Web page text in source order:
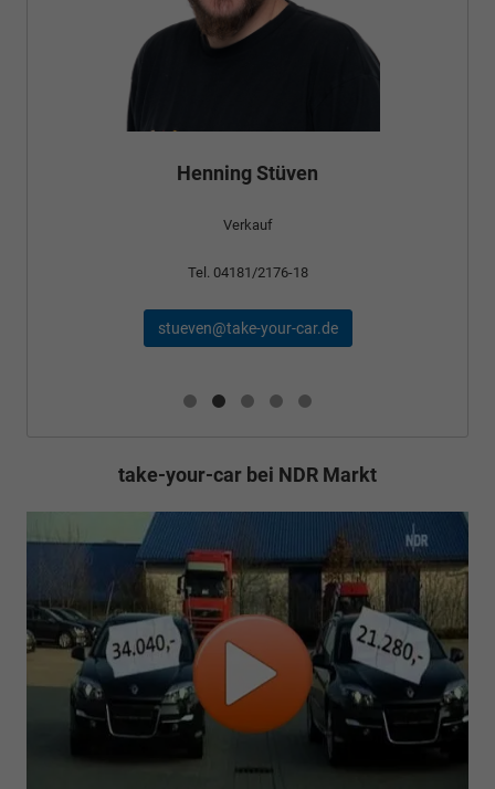
Henning Stüven
Verkauf
Tel. 04181/2176-18
stueven@take-your-car.de
take-your-car bei NDR Markt